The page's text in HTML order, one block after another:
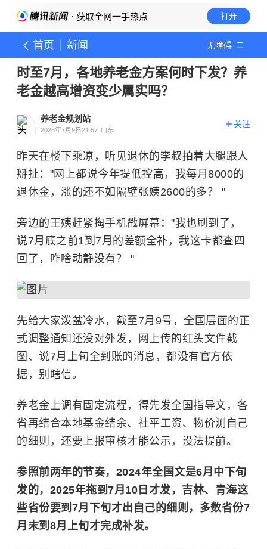
· 获取全网一手热点 打开
首页 新闻 无障碍
时至7月，各地养老金方案何时下发？养
老金越高增资变少属实吗？
养老金规划站
2026年7月9日21:57 山东
关注
昨天在楼下乘凉，听见退休的李叔拍着大腿跟人
掰扯："网上都说今年提低控高，我每月8000的
退休金，涨的还不如隔壁张姨2600的多？ "
旁边的王姨赶紧掏手机戳屏幕："我也刷到了，
说7月底之前1到7月的差额全补，我这卡都查四
回了，咋啥动静没有？ "
先给大家泼盆冷水，截至7月9号，全国层面的正
式调整通知还没对外发，网上传的红头文件截
图、说7月上旬全到账的消息，都没有官方依
据，别瞎信。
养老金上调有固定流程，得先发全国指导文，各
省再结合本地基金结余、社平工资、物价测自己
的细则，还要上报审核才能公示，没法提前。
参照前两年的节奏，2024年全国文是6月中下旬
发的，2025年拖到7月10日才发，吉林、青海这
些省份要到7月下旬才出自己的细则，多数省份7
月末到8月上旬才完成补发。